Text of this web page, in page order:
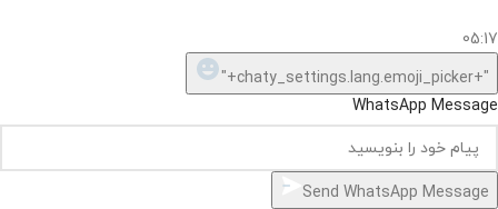
05:17
"+chaty_settings.lang.emoji_picker+"
WhatsApp Message
Send WhatsApp Message